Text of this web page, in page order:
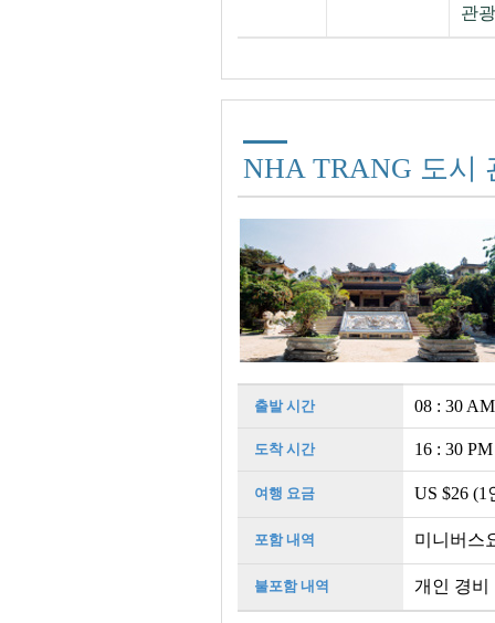
관
NHA TRANG 도시
출발 시간 08 : 30 AM
도착 시간 16 : 30 PM
여행 요금 US $26 (1
포함 내역 미니버스
불포함 내역 개인 경비